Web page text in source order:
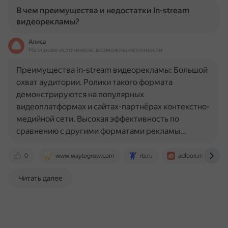
В чем преимущества и недостатки In-stream
видеорекламы?
Алиса
На основе источников, возможны неточности
0 www.waytogrow.com rb.ru adlook.me
Преимущества in-stream видеорекламы: Большой
охват аудитории. Ролики такого формата
демонстрируются на популярных
видеоплатформах и сайтах-партнёрах контекстно-
медийной сети. Высокая эффективность по
сравнению с другими форматами рекламы…
Читать далее